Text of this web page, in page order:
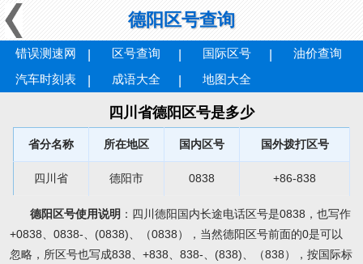
德阳区号查询
错误测速网 区号查询 国际区号
油价查询
汽车时刻表
成语大全 地图大全
四川省德阳区号是多少
省分名称 所在地区 国内区号 国外拨打区号
四川省 德阳市 0838 +86-838
德阳区号使用说明 ：四川德阳国内长途电话区号是0838，也写作
+0838、0838-、(0838)、（0838），当然德阳区号前面的0是可以
忽略，所区号也写成838、+838、838-、(838)、（838），按国际标